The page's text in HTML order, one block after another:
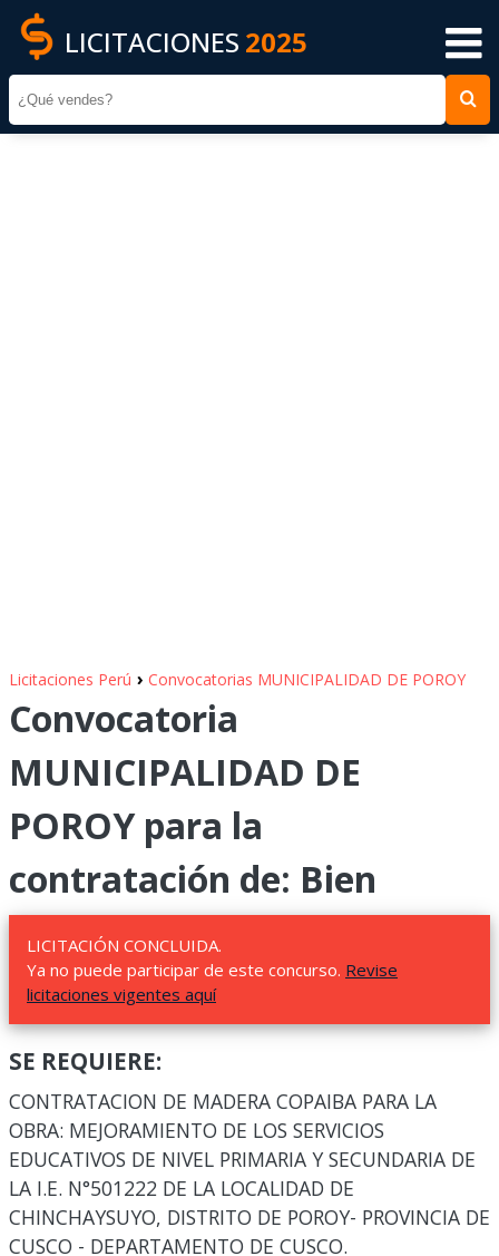
LICITACIONES 2025
Licitaciones Perú › Convocatorias MUNICIPALIDAD DE POROY
Convocatoria
MUNICIPALIDAD DE
POROY para la
contratación de: Bien
LICITACIÓN CONCLUIDA.
Ya no puede participar de este concurso. Revise
licitaciones vigentes aquí
SE REQUIERE:
CONTRATACION DE MADERA COPAIBA PARA LA
OBRA: MEJORAMIENTO DE LOS SERVICIOS
EDUCATIVOS DE NIVEL PRIMARIA Y SECUNDARIA DE
LA I.E. N°501222 DE LA LOCALIDAD DE
CHINCHAYSUYO, DISTRITO DE POROY- PROVINCIA DE
CUSCO - DEPARTAMENTO DE CUSCO.